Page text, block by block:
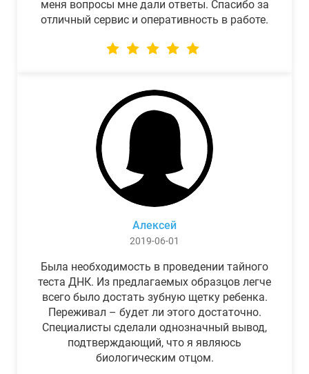
меня вопросы мне дали ответы. Спасибо за
отличный сервис и оперативность в работе.
Алексей
2019-06-01
Была необходимость в проведении тайного
теста ДНК. Из предлагаемых образцов легче
всего было достать зубную щетку ребенка.
Переживал – будет ли этого достаточно.
Специалисты сделали однозначный вывод,
подтверждающий, что я являюсь
биологическим отцом.